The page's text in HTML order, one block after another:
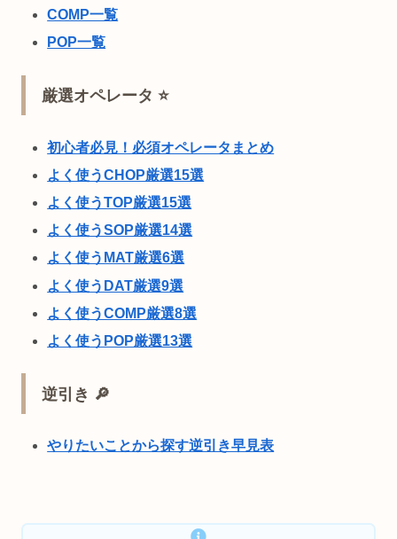
COMP一覧
POP一覧
厳選オペレータ ⭐
初心者必見！必須オペレータまとめ
よく使うCHOP厳選15選
よく使うTOP厳選15選
よく使うSOP厳選14選
よく使うMAT厳選6選
よく使うDAT厳選9選
よく使うCOMP厳選8選
よく使うPOP厳選13選
逆引き 🔎
やりたいことから探す逆引き早見表